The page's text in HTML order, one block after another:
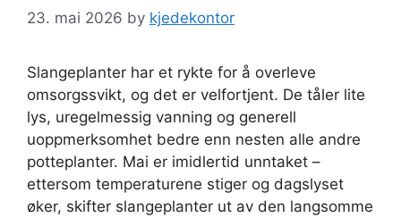
23. mai 2026 by kjedekontor
Slangeplanter har et rykte for å overleve
omsorgssvikt, og det er velfortjent. De tåler lite
lys, uregelmessig vanning og generell
uoppmerksomhet bedre enn nesten alle andre
potteplanter. Mai er imidlertid unntaket –
ettersom temperaturene stiger og dagslyset
øker, skifter slangeplanter ut av den langsomme